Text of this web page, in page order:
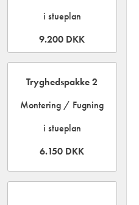
i stueplan
9.200 DKK
Tryghedspakke 2
Montering / Fugning
i stueplan
6.150 DKK